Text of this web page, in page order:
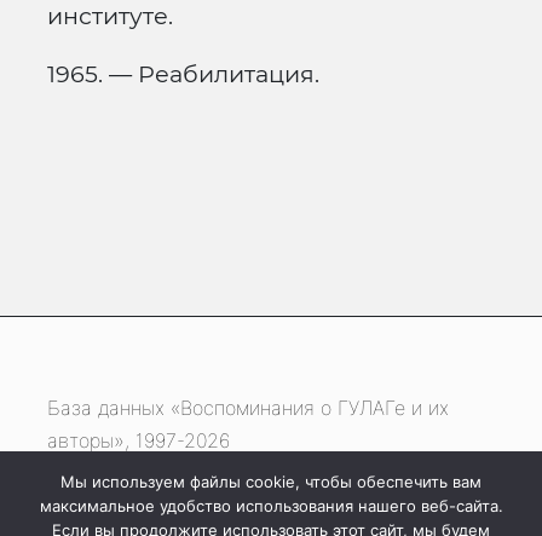
институте.
1965. — Реабилитация.
База данных «Воспоминания о ГУЛАГе и их
авторы», 1997-2026
Если вы нашли ошибку, выделите фрагмент
текста и нажмите одновременно
Мы используем файлы cookie, чтобы обеспечить вам
максимальное удобство использования нашего веб-сайта.
Если вы продолжите использовать этот сайт, мы будем